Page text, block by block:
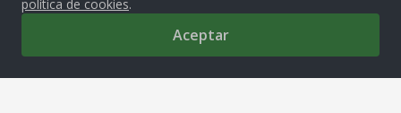
política de cookies.
Aceptar